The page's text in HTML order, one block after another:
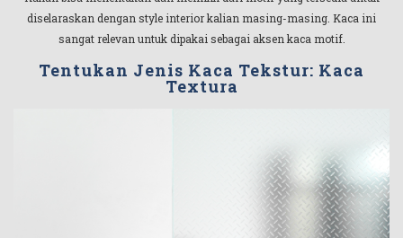
diselaraskan dengan style interior kalian masing-masing. Kaca ini
sangat relevan untuk dipakai sebagai aksen kaca motif.
Tentukan Jenis Kaca Tekstur: Kaca
Textura